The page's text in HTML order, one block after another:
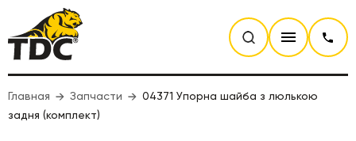
Главная Запчасти
04371 Упорна шайба з люлькою
задня (комплект)